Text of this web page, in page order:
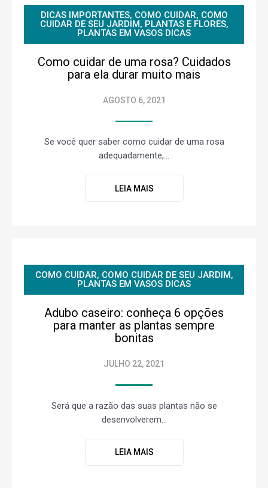
DICAS IMPORTANTES, COMO CUIDAR, COMO
CUIDAR DE SEU JARDIM, PLANTAS E FLORES,
PLANTAS EM VASOS DICAS
Como cuidar de uma rosa? Cuidados
para ela durar muito mais
AGOSTO 6, 2021
Se você quer saber como cuidar de uma rosa
adequadamente,...
LEIA MAIS
COMO CUIDAR, COMO CUIDAR DE SEU JARDIM,
PLANTAS EM VASOS DICAS
Adubo caseiro: conheça 6 opções
para manter as plantas sempre
bonitas
JULHO 22, 2021
Será que a razão das suas plantas não se
desenvolverem...
LEIA MAIS